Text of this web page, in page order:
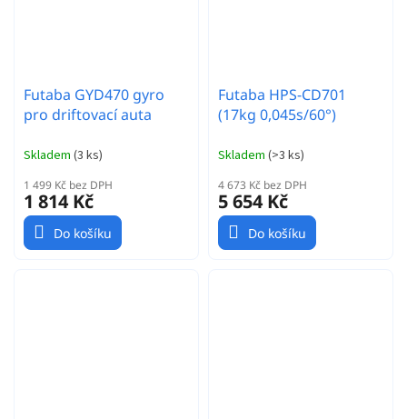
Futaba GYD470 gyro
pro driftovací auta
Skladem (3 ks)
1 499 Kč bez DPH
1 814 Kč
Do košíku
Futaba HPS-CD701
(17kg 0,045s/60°)
Skladem (>3 ks)
4 673 Kč bez DPH
5 654 Kč
Do košíku